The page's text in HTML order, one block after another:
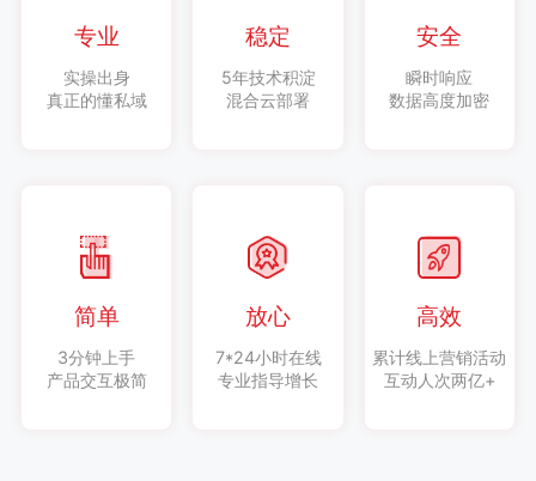
专业
实操出身
真正的懂私域
稳定
5年技术积淀
混合云部署
安全
瞬时响应
数据高度加密
简单
3分钟上手
产品交互极简
放心
7*24小时在线
专业指导增长
高效
累计线上营销活动
互动人次两亿+